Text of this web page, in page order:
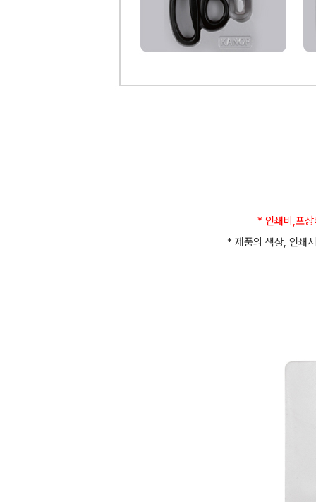
* 인쇄비,포
* 제품의 색상, 인쇄